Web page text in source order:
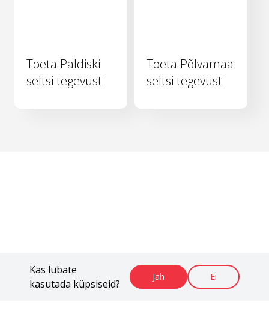
Kas lubate
kasutada küpsiseid?
Jah Ei
Toeta Paldiski
seltsi tegevust
Toeta Põlvamaa
seltsi tegevust